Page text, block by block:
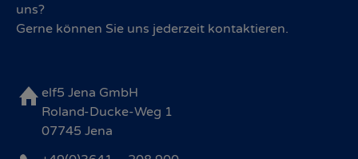
uns?
Gerne können Sie uns jederzeit kontaktieren.
elf5 Jena GmbH
Roland-Ducke-Weg 1
07745 Jena